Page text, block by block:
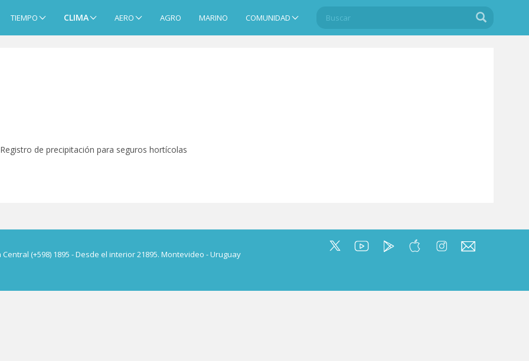
TIEMPO CLIMA AERO AGRO MARINO COMUNIDAD
Search
Buscar
Registro de precipitación para seguros hortícolas
Central (+598) 1895 - Desde el interior 21895. Montevideo - Uruguay